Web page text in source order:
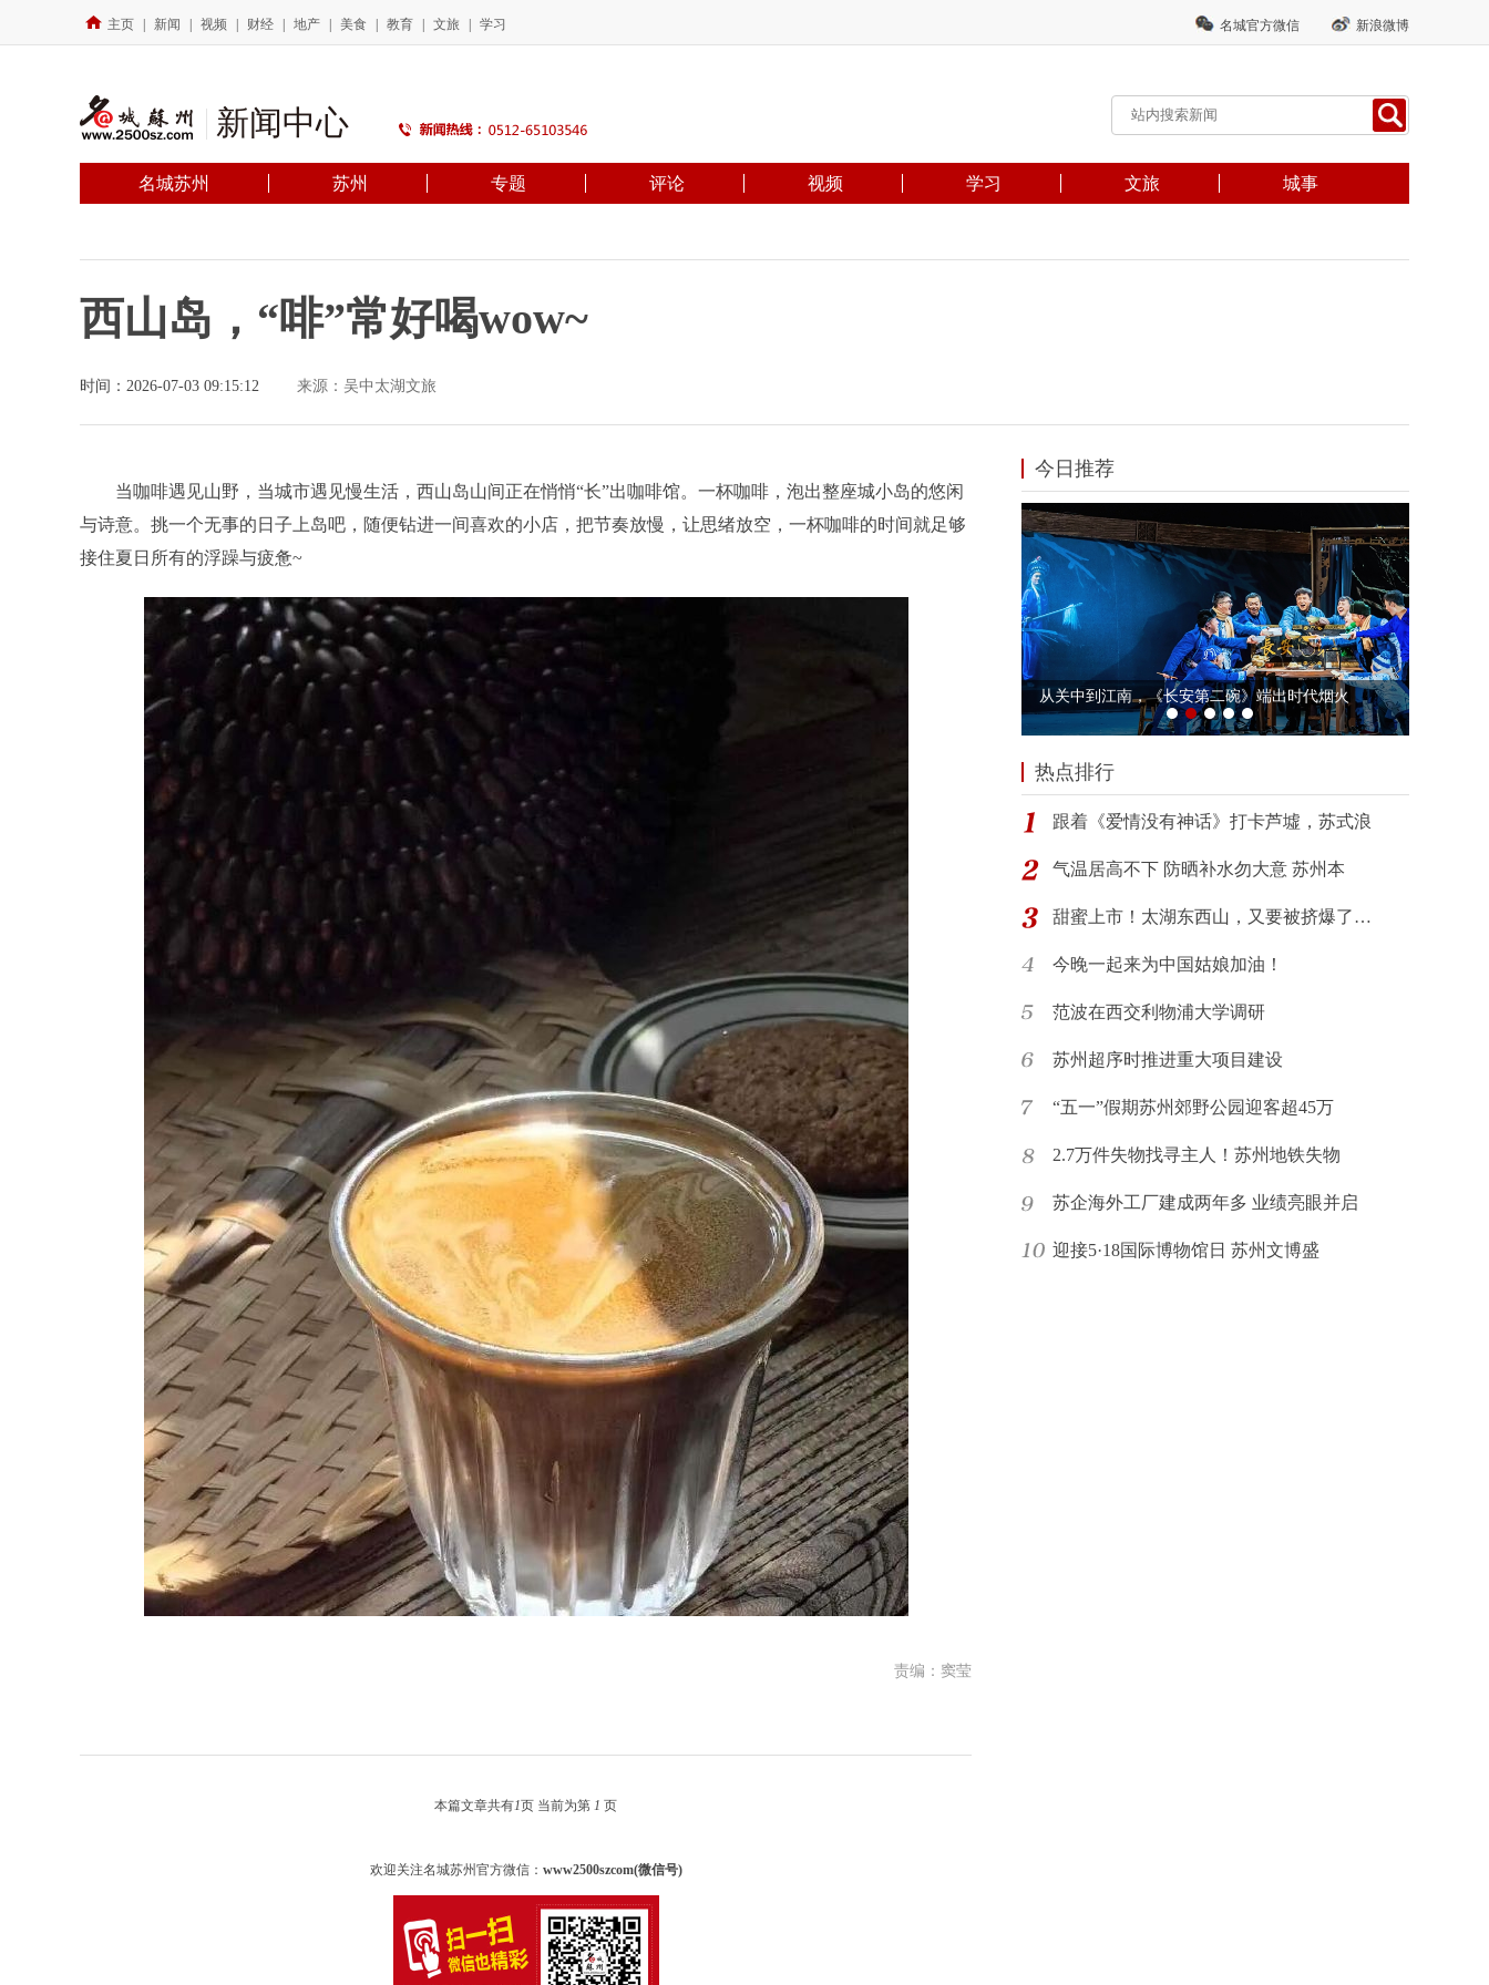
主页 新闻 视频 财经 地产 美食 教育 文旅 学习 名城官方微信 新浪微博
新闻中心
名城苏州 苏州 专题 评论 视频 学习 文旅 城事
西山岛，“啡”常好喝wow~
时间：2026-07-03 09:15:12 来源：吴中太湖文旅
当咖啡遇见山野，当城市遇见慢生活，西山岛山间正在悄悄“长”出咖啡馆。一杯咖啡，泡出整座城小岛的悠闲
与诗意。挑一个无事的日子上岛吧，随便钻进一间喜欢的小店，把节奏放慢，让思绪放空，一杯咖啡的时间就足够
接住夏日所有的浮躁与疲惫~
责编：窦莹
本篇文章共有1页 当前为第 1 页
欢迎关注名城苏州官方微信： www2500szcom(微信号)
今日推荐
热点排行
跟着《爱情没有神话》打卡芦墟，苏式浪
气温居高不下 防晒补水勿大意 苏州本
甜蜜上市！太湖东西山，又要被挤爆了…
今晚一起来为中国姑娘加油！
范波在西交利物浦大学调研
苏州超序时推进重大项目建设
“五一”假期苏州郊野公园迎客超45万
2.7万件失物找寻主人！苏州地铁失物
苏企海外工厂建成两年多 业绩亮眼并启
迎接5·18国际博物馆日 苏州文博盛